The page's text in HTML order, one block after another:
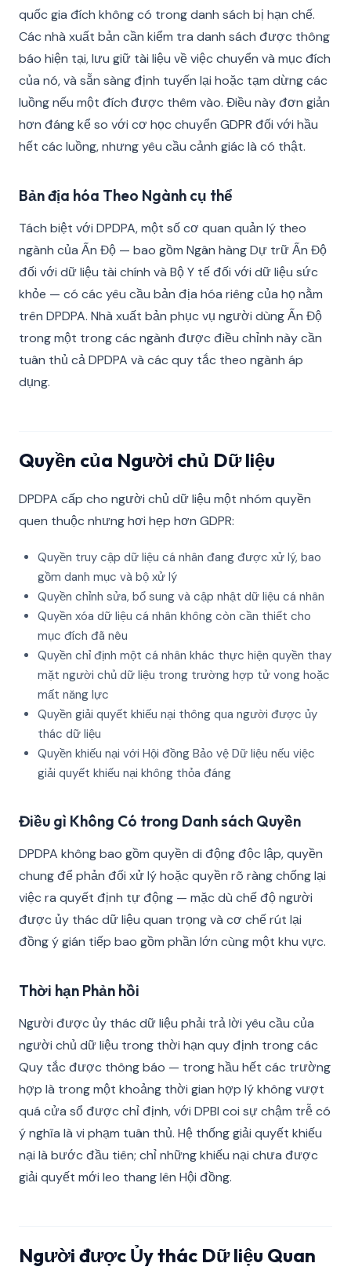
quốc gia đích không có trong danh sách bị hạn chế.
Các nhà xuất bản cần kiểm tra danh sách được thông
báo hiện tại, lưu giữ tài liệu về việc chuyển và mục đích
của nó, và sẵn sàng định tuyến lại hoặc tạm dừng các
luồng nếu một đích được thêm vào. Điều này đơn giản
hơn đáng kể so với cơ học chuyển GDPR đối với hầu
hết các luồng, nhưng yêu cầu cảnh giác là có thật.
Bản địa hóa Theo Ngành cụ thể
Tách biệt với DPDPA, một số cơ quan quản lý theo
ngành của Ấn Độ — bao gồm Ngân hàng Dự trữ Ấn Độ
đối với dữ liệu tài chính và Bộ Y tế đối với dữ liệu sức
khỏe — có các yêu cầu bản địa hóa riêng của họ nằm
trên DPDPA. Nhà xuất bản phục vụ người dùng Ấn Độ
trong một trong các ngành được điều chỉnh này cần
tuân thủ cả DPDPA và các quy tắc theo ngành áp
dụng.
Quyền của Người chủ Dữ liệu
DPDPA cấp cho người chủ dữ liệu một nhóm quyền
quen thuộc nhưng hơi hẹp hơn GDPR:
Quyền truy cập dữ liệu cá nhân đang được xử lý, bao
gồm danh mục và bộ xử lý
Quyền chỉnh sửa, bổ sung và cập nhật dữ liệu cá nhân
Quyền xóa dữ liệu cá nhân không còn cần thiết cho
mục đích đã nêu
Quyền chỉ định một cá nhân khác thực hiện quyền thay
mặt người chủ dữ liệu trong trường hợp tử vong hoặc
mất năng lực
Quyền giải quyết khiếu nại thông qua người được ủy
thác dữ liệu
Quyền khiếu nại với Hội đồng Bảo vệ Dữ liệu nếu việc
giải quyết khiếu nại không thỏa đáng
Điều gì Không Có trong Danh sách Quyền
DPDPA không bao gồm quyền di động độc lập, quyền
chung để phản đối xử lý hoặc quyền rõ ràng chống lại
việc ra quyết định tự động — mặc dù chế độ người
được ủy thác dữ liệu quan trọng và cơ chế rút lại
đồng ý gián tiếp bao gồm phần lớn cùng một khu vực.
Thời hạn Phản hồi
Người được ủy thác dữ liệu phải trả lời yêu cầu của
người chủ dữ liệu trong thời hạn quy định trong các
Quy tắc được thông báo — trong hầu hết các trường
hợp là trong một khoảng thời gian hợp lý không vượt
quá cửa sổ được chỉ định, với DPBI coi sự chậm trễ có
ý nghĩa là vi phạm tuân thủ. Hệ thống giải quyết khiếu
nại là bước đầu tiên; chỉ những khiếu nại chưa được
giải quyết mới leo thang lên Hội đồng.
Người được Ủy thác Dữ liệu Quan